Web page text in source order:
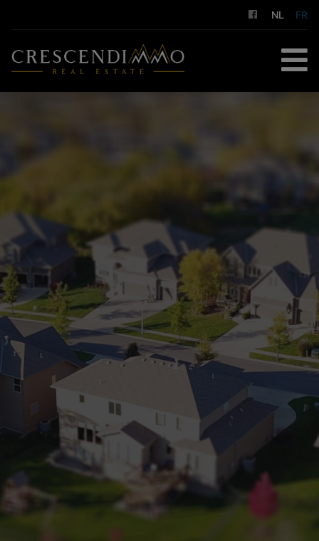
NL FR
NOS SERVICES
A PROPOS DE NOUS
CONTACT
ESTIMATION GRATUITE
+32 (0) 2 660 50 50
Bruxelles Sud
Sambreville